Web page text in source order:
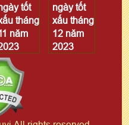
tốt
tháng
năm
ngày tốt
xấu tháng
12 năm
2023